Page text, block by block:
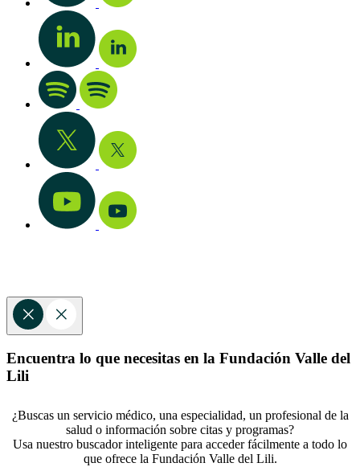
Encuentra lo que necesitas en la Fundación Valle del
Lili
¿Buscas un servicio médico, una especialidad, un profesional de la
salud o información sobre citas y programas?
Usa nuestro buscador inteligente para acceder fácilmente a todo lo
que ofrece la Fundación Valle del Lili.